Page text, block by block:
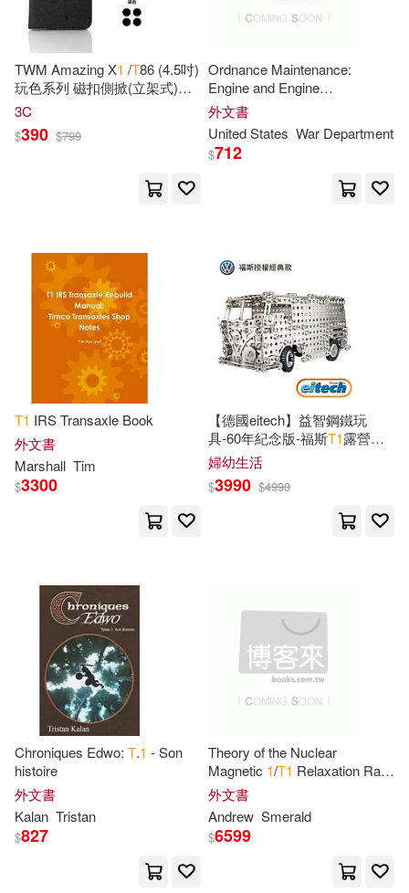
中國地圖出版社(4)
北京天正軟件股份有限公司(4)
景黎明(4) 百瀬祐一郎(4)
Amira(3)
Ben (NRT)(3) Benedict(3)
Blair(3) Cait(3)
Cary(3) Chen(3)
Collins(3) Conley(3)
Cox House(3)
Creative Dog(3)
Dadey(3)
Davis(3)
Dn7(3) Drive Fast Don’t(3)
Edition(3)
Edugorilla Prep Experts(3)
Bridge Records(1)
Brilliance Audio Lib Edn(1)
CONCORD(1)
Cengage Learning(1)
Cengage Learning Ptr(1)
Chesky(1)
Clie Editorial(1)
Client Distribution Services(1)
Consortium Book Sales & Dist(1)
Cook Communications Ministries i
Disney Pr(1)
Distribooks Inc(1)
TWM Amazing X1 /T86 (4.5吋)
玩色系列 磁扣側掀(立架式)皮
套黑色
3C
$390 $799
Ordnance Maintenance:
Engine and Engine
Accessories for Light Tank
T 9E1
外文書
United States War Department
$712
T1 IRS Transaxle Book
外文書
Marshall Tim
$3300
【德國eitech】益智鋼鐵玩
具-60年紀念版-福斯T1露營車
C1955
婦幼生活
$3990 $4990
Chroniques Edwo: T.1 - Son
histoire
外文書
Kalan Tristan
$827
Theory of the Nuclear
Magnetic 1/T1 Relaxation Rate
in Conventional and
Unconventional Magnets
外文書
Andrew Smerald
$6599